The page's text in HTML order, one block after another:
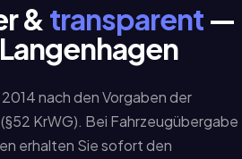
& transparent—
nach den Vorgaben der
KrWG). Bei Fahrzeugübergabe
erhalten Sie sofort den